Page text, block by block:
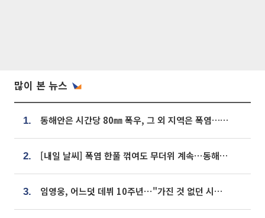
많이 본 뉴스
1. 동해안은 시간당 80㎜ 폭우, 그 외 지역은 폭염…‘극과 극 날씨’
2. [내일 날씨] 폭염 한풀 꺾여도 무더위 계속⋯동해안 이틀 연속 비
3. 임영웅, 어느덧 데뷔 10주년⋯"가진 것 없던 시절, 내 앞엔 20명의 팬뿐"